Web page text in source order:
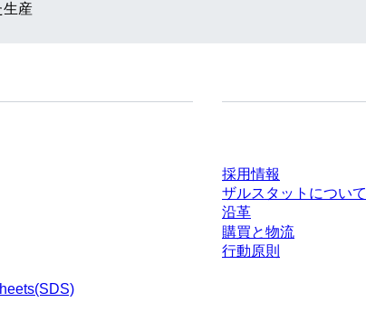
生産
採用情報
ザルスタットについて
沿革
購買と物流
行動原則